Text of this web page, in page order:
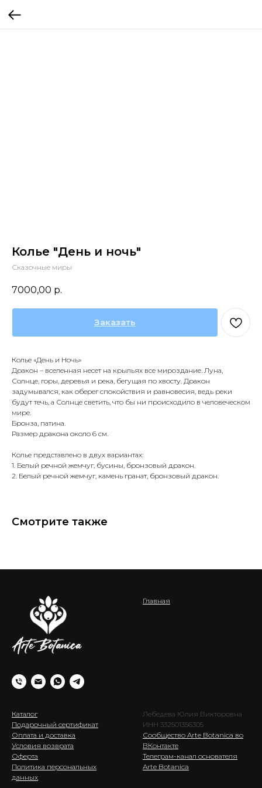
Колье "День и ночь"
Сказочные миры
7000,00 р.
Заказать
Колье «День и Ночь»
Дракон – вселенная несет на крыльях все мироздание. Луна,
Солнце, горы, деревья и река, бегущая по хвосту. Дракон
задумывался, как оберег спокойствия и равновесия, ведь реки
будут течь, а Солнце светить, что бы ни происходило в человеческом
мире.
Бронза, патина.
Размер дракона около 6 см.
Колье представлено в двух вариантах:
1. Белый речной жемчуг, бусины, бронзовый дракон.
2. Белый речной жемчуг, камень гранат, бронзовый дракон.
Смотрите также
Главная
Каталог
Подарочный сертификат
Оплата и доставка
Условия возврата
Оферта
Политика персональных
данных
Лебедева Юлия Викторовна
ИНН 332501356305
Сообщество Arte Botanica во
ВКонтакте
Телеграм-канал основателя
Arte Botanica